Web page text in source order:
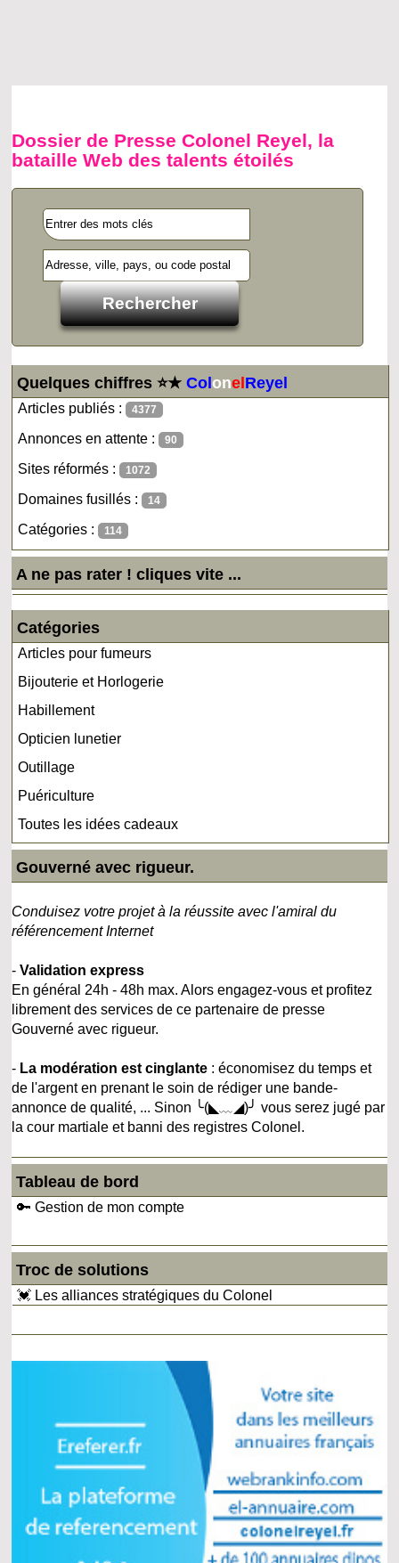
Dossier de Presse Colonel Reyel, la
bataille Web des talents étoilés
Quelques chiffres ⭐★ColonelReyel
Articles publiés : 4377
Annonces en attente : 90
Sites réformés : 1072
Domaines fusillés : 14
Catégories : 114
A ne pas rater ! cliques vite ...
Catégories
Articles pour fumeurs
Bijouterie et Horlogerie
Habillement
Opticien lunetier
Outillage
Puériculture
Toutes les idées cadeaux
Gouverné avec rigueur.
Conduisez votre projet à la réussite avec l'amiral du
référencement Internet
-Validation express
En général 24h - 48h max. Alors engagez-vous et profitez
librement des services de ce partenaire de presse
Gouverné avec rigueur.
- La modération est cinglante : économisez du temps et
de l'argent en prenant le soin de rédiger une bande-
annonce de qualité, ... Sinon ╰(◣﹏◢)╯ vous serez jugé par
la cour martiale et banni des registres Colonel.
Tableau de bord
🔑 Gestion de mon compte
Troc de solutions
💓 Les alliances stratégiques du Colonel